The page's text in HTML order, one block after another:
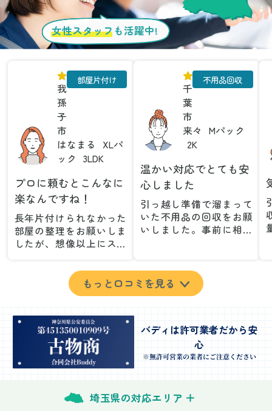
女性スタッフ も活躍中!
我
孫
子
市
はなまる
XLパ
ック
3LDK
部屋片付け
プロに頼むとこんなに
楽なんですね！
長年片付けられなかった
部屋の整理をお願いしま
したが、想像以上にスム
が集めた物や古い家具が
多く、自分たちだけでは
どうにもならない状態で
んが手際よく片付けてく
れたので、部屋が驚くほ
どスッキリしました。自
分では手が回らなかった
場所も含め、プロの力を
特に、物が散乱していた
千
葉
市
来々
Mパック
2K
不用品回収
温かい対応でとても安
心しました
引っ越し準備で溜まって
いた不用品の回収をお願
いしました。事前に相談
とができました。特に、
古い家具や壊れた家電な
ど、処分が難しいものが
きました。
当日は2名のスタッフが来
てくださり、作業の流れ
ちらも安心感を持って作
もっと口コミを見る
バディは許可業者だから安
心
※無許可営業の業者にご注意ください
埼玉県の対応エリア